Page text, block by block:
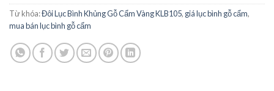
Từ khóa:Đôi Lục Bình Khủng Gỗ Cẩm Vàng KLB105, giá lục bình gỗ cẩm,
mua bán lục bình gỗ cẩm